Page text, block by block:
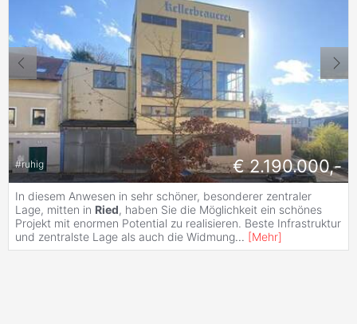
#ruhig € 2.190.000,-
In diesem Anwesen in sehr schöner, besonderer zentraler
Lage, mitten in Ried, haben Sie die Möglichkeit ein schönes
Projekt mit enormen Potential zu realisieren. Beste Infrastruktur
und zentralste Lage als auch die Widmung... [Mehr]